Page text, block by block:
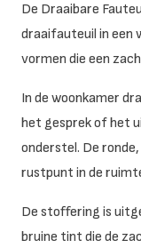
De Draaibare
draaifauteuil in een
vormen die een
In de woonkamer
het gesprek of het
onderstel. De
rustpunt in de
De stoffering is
bruine tint die de